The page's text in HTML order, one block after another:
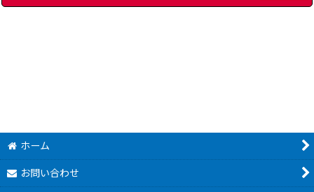
ホーム
お問い合わせ